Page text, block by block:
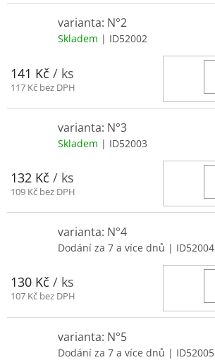
varianta: N°2
Skladem | ID52002
141 Kč / ks
117 Kč bez DPH
varianta: N°3
Skladem | ID52003
132 Kč / ks
109 Kč bez DPH
varianta: N°4
Dodání za 7 a více dnů | ID52004
130 Kč / ks
107 Kč bez DPH
varianta: N°5
Dodání za 7 a více dnů | ID52005